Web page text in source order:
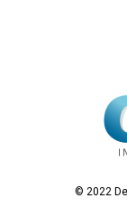
© 2022